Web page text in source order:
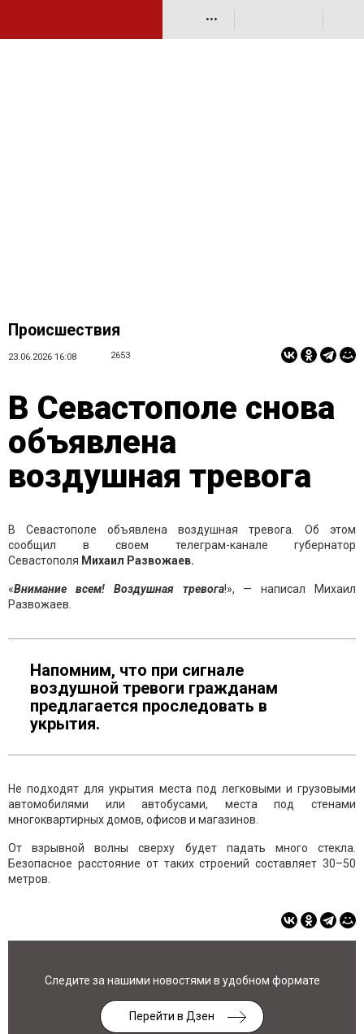
•••
Происшествия
23.06.2026 16:08 2653
В Севастополе снова
объявлена
воздушная тревога
В Севастополе объявлена воздушная тревога. Об этом
сообщил в своем телеграм-канале губернатор
Севастополя Михаил Развожаев.
«Внимание всем! Воздушная тревога!», — написал Михаил
Развожаев.
Напомним, что при сигнале
воздушной тревоги гражданам
предлагается проследовать в
укрытия.
Не подходят для укрытия места под легковыми и грузовыми
автомобилями или автобусами, места под стенами
многоквартирных домов, офисов и магазинов.
От взрывной волны сверху будет падать много стекла.
Безопасное расстояние от таких строений составляет 30–50
метров.
Следите за нашими новостями в удобном формате
Перейти в Дзен